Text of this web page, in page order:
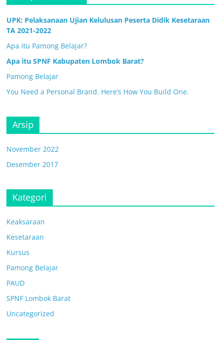
UPK: Pelaksanaan Ujian Kelulusan Peserta Didik Kesetaraan
TA 2021-2022
Apa itu Pamong Belajar?
Apa itu SPNF Kabupaten Lombok Barat?
Pamong Belajar
You Need a Personal Brand. Here’s How You Build One.
Arsip
November 2022
Desember 2017
Kategori
Keaksaraan
Kesetaraan
Kursus
Pamong Belajar
PAUD
SPNF Lombok Barat
Uncategorized